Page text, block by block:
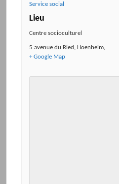
Service social
Lieu
Centre socioculturel
5 avenue du Ried , Hoenheim,
+ Google Map